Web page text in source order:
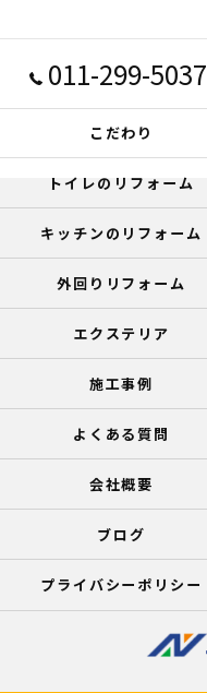
011-299-5037
こだわり
トイレのリフォーム
キッチンのリフォーム
外回りリフォーム
エクステリア
施工事例
よくある質問
会社概要
ブログ
プライバシーポリシー